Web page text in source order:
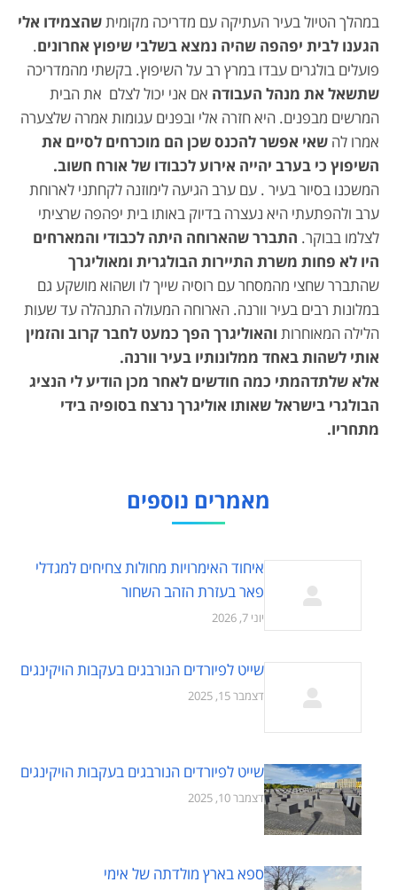
במהלך הטיול בעיר העתיקה עם מדריכה מקומיתשהצמידו אלי
הגענו לבית יפהפה שהיה נמצא בשלבי שיפוץ אחרונים.
פועלים בולגרים עבדו במרץ רב על השיפוץ. בקשתי מהמדריכה
שתשאל את מנהל העבודה אם אני יכול לצלם את הבית
המרשים מבפנים. היא חזרה אלי ובפנים עגומות אמרה שלצערה
אמרו לה שאי אפשר להכנס שכן הם מוכרחים לסיים את
השיפוץ כי בערב יהייה אירוע לכבודו של אורח חשוב.
המשכנו בסיור בעיר . עם ערב הגיעה לימוזנה לקחתני לארוחת
ערב ולהפתעתי היא נעצרה בדיוק באותו בית יפהפה שרציתי
לצלמו בבוקר. התברר שהארוחה היתה לכבודי והמארחים
היו לא פחות משרת התיירות הבולגרית ומאוליגרך
שהתברר שחצי מהמסחר עם רוסיה שייך לו ושהוא מושקע גם
במלונות רבים בעיר וורנה. הארוחה המעולה התנהלה עד שעות
הלילה המאוחרות והאוליגרך הפך כמעט לחבר קרוב והזמין
אותי לשהות באחד ממלונותיו בעיר וורנה.
אלא שלתדהמתי כמה חודשים לאחר מכן הודיע לי הנציג
הבולגרי בישראל שאותו אוליגרך נרצח בסופיה בידי
מתחריו.
מאמרים נוספים
איחוד האימרויות מחולות צחיחים למגדלי
פאר בעזרת הזהב השחור
יוני 7, 2026
שייט לפיורדים הנורבגים בעקבות הויקינגים
דצמבר 15, 2025
שייט לפיורדים הנורבגים בעקבות הויקינגים
דצמבר 10, 2025
ספא בארץ מולדתה של אימי